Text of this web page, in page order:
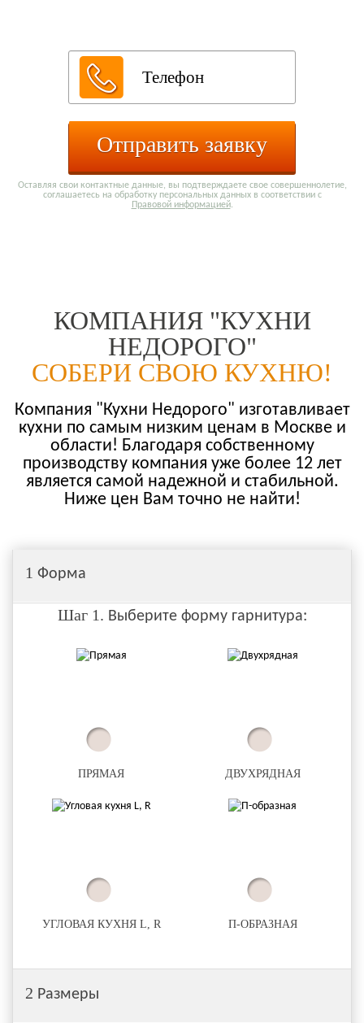
Отправить заявку
Оставляя свои контактные данные, вы подтверждаете свое совершеннолетие,
соглашаетесь на обработку персональных данных в соответствии с
Правовой информацией.
КОМПАНИЯ "КУХНИ
НЕДОРОГО"
СОБЕРИ СВОЮ КУХНЮ!
Компания "Кухни Недорого" изготавливает
кухни по самым низким ценам в Москве и
области! Благодаря собственному
производству компания уже более 12 лет
является самой надежной и стабильной.
Ниже цен Вам точно не найти!
1 Форма
Шаг 1. Выберите форму гарнитура:
ПРЯМАЯ ДВУХРЯДНАЯ
УГЛОВАЯ КУХНЯ L, R П-ОБРАЗНАЯ
2 Размеры